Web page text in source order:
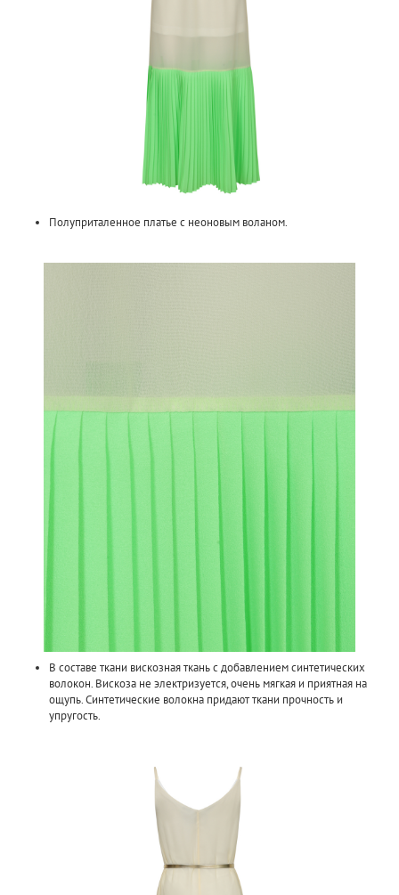
Полуприталенное платье с неоновым воланом.
В составе ткани вискозная ткань с добавлением синтетических
волокон. Вискоза не электризуется, очень мягкая и приятная на
ощупь. Синтетические волокна придают ткани прочность и
упругость.